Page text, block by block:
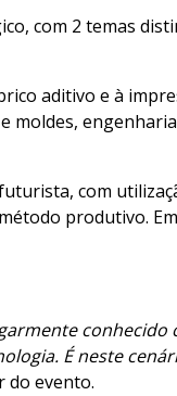
com 2 temas
aditivo e à
moldes,
com
produtivo.
conhecido
É neste
do evento.